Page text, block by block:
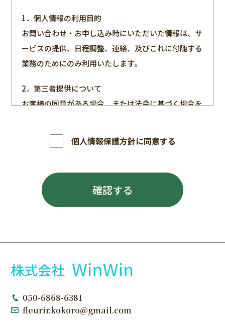
1．個人情報の利用目的
お問い合わせ・お申し込み時にいただいた情報は、サ
ービスの提供、日程調整、連絡、及びこれに付随する
業務のためにのみ利用いたします。
2．第三者提供について
お客様の同意がある場合、または法令に基づく場合を
お預かりした個人情報は、適切な安全対策を講じ、不
正アクセス、紛失、破壊、改ざん及び漏えいなどを防
止します。
ご本人からのお申し出により、保有する個人情報の開
法令の改定や運営状況に応じて、本方針を見直すこと
があります。
個人情報保護方針に同意する
確認する
050-6868-6381
fleurir.kokoro@gmail.com